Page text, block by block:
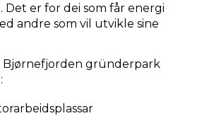
er for dei som får energi
andre som vil utvikle sine
Bjørnefjorden gründerpark